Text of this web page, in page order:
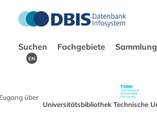
Suchen Fachgebiete
EN
über
Universitätsbibliothek Technische